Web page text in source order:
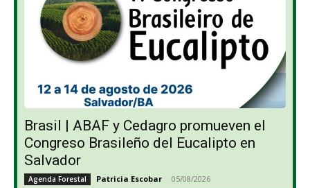
Brasil | ABAF y Cedagro promueven el
Congreso Brasileño del Eucalipto en
Salvador
Agenda Forestal Patricia Escobar - 05/08/2026